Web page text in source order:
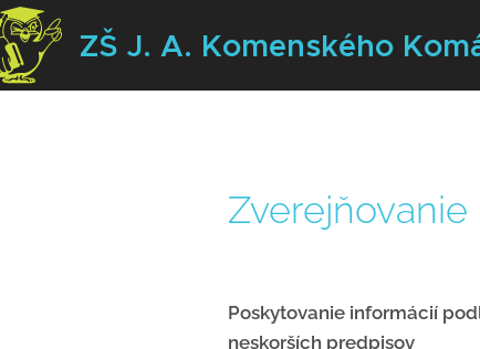
ZŠ J. A. Komenského
Poskytovanie informácií
neskorších predpisov